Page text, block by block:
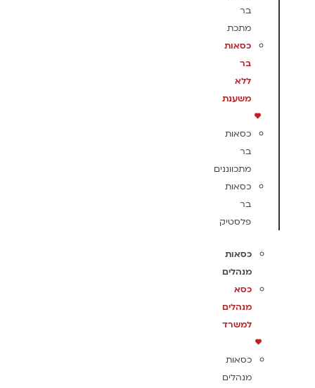
בר
מתכת
כסאות
בר
ללא
משענת
כסאות
בר
מתכווננים
כסאות
בר
פלסטיק
כסאות
מנהלים
כסא
מנהלים
למשרד
כסאות
מנהלים